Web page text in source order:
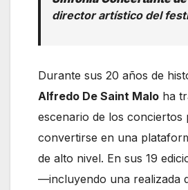
director artístico del
Durante sus 20 años de
Alfredo De Saint Malo ha
escenario de los conciertos
convertirse en una
de alto nivel. En sus 19
—incluyendo una realizada